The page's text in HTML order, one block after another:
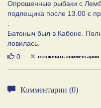
Опрошенные рыбаки с
подлещика после 13.00 с
Батоныч был в Кабоне.
ловилась.
Нравится
0 отключить комментарии
Комментарии (0)